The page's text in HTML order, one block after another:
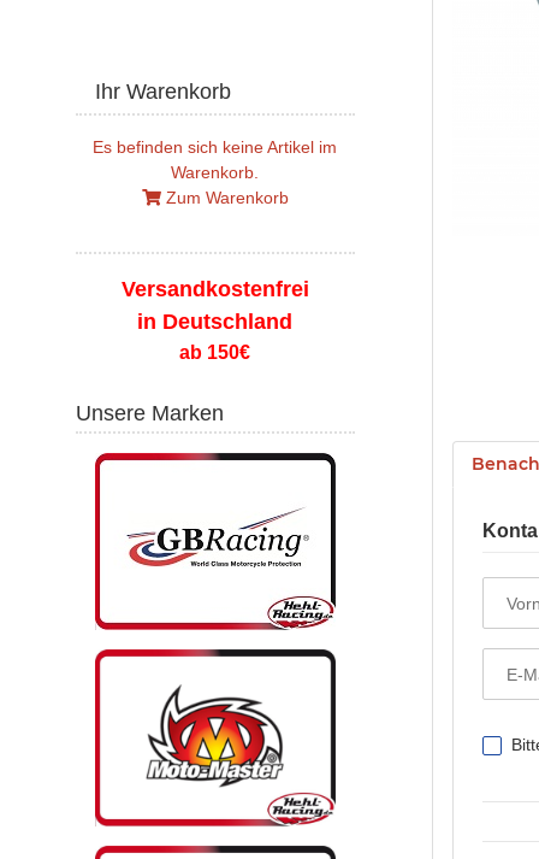
E-
Ihr Warenkorb
Es befinden sich keine Artikel im
Warenkorb.
Zum Warenkorb
Versandkostenfrei
in Deutschland
ab 150€
Unsere Marken